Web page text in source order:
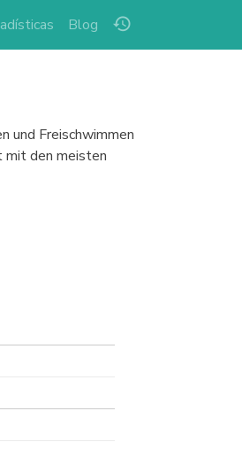
history
Blog
und Freischwimmen
mit den meisten